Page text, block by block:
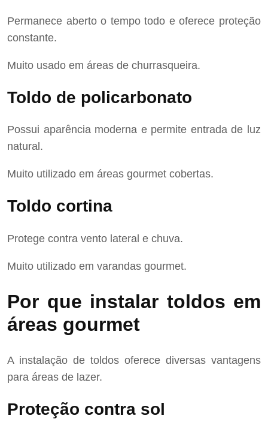
Permanece aberto o tempo todo e oferece proteção
constante.
Muito usado em áreas de churrasqueira.
Toldo de policarbonato
Possui aparência moderna e permite entrada de luz
natural.
Muito utilizado em áreas gourmet cobertas.
Toldo cortina
Protege contra vento lateral e chuva.
Muito utilizado em varandas gourmet.
Por que instalar toldos em
áreas gourmet
A instalação de toldos oferece diversas vantagens
para áreas de lazer.
Proteção contra sol